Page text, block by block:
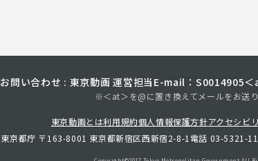
お問い合わせ : 東京動画 運営担当 E-mail：S0014905
※＜at＞を@に置き換えてメールをお送り
東京動画とは利用規約個人情報保護方針アクセシビ
東京都庁 〒163-8001 東京都新宿区西新宿2-8-1 電話 03-5321-